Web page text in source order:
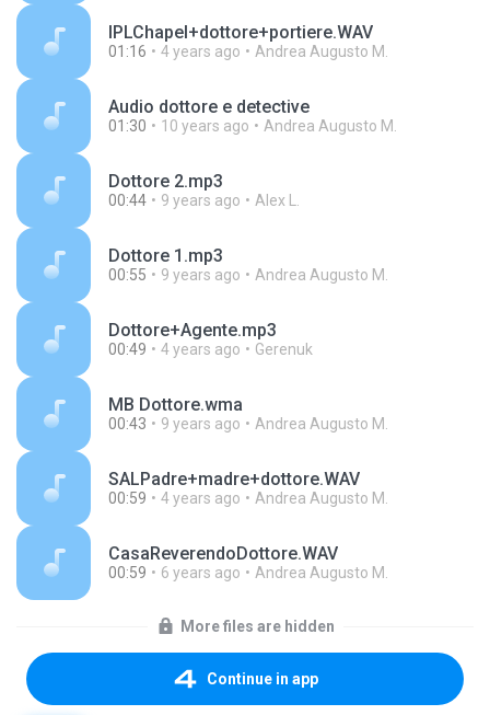
IPLChapel+dottore+portiere.WAV
01:16 4 years ago Andrea Augusto M.
Audio dottore e detective
01:30 10 years ago Andrea Augusto M.
Dottore 2.mp3
00:44 9 years ago Alex L.
Dottore 1.mp3
00:55 9 years ago Andrea Augusto M.
Dottore+Agente.mp3
00:49 4 years ago Gerenuk
MB Dottore.wma
00:43 9 years ago Andrea Augusto M.
SALPadre+madre+dottore.WAV
00:59 4 years ago Andrea Augusto M.
CasaReverendoDottore.WAV
00:59 6 years ago Andrea Augusto M.
More files are hidden
Continue in app